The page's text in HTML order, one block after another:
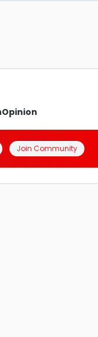
Opinion
Join Community